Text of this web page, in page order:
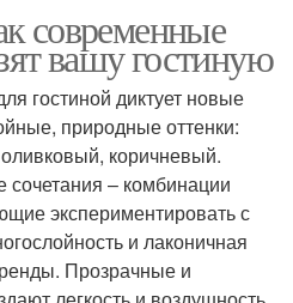
современные
вашу гостиную
гостиной диктует новые
природные оттенки:
коричневый.
– комбинации
экспериментировать с
и лаконичная
Прозрачные и